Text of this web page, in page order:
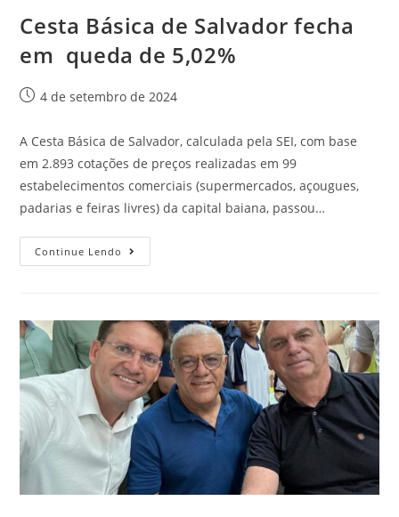
Cesta Básica de Salvador fecha
em queda de 5,02%
4 de setembro de 2024
A Cesta Básica de Salvador, calculada pela SEI, com base
em 2.893 cotações de preços realizadas em 99
estabelecimentos comerciais (supermercados, açougues,
padarias e feiras livres) da capital baiana, passou…
Continue Lendo